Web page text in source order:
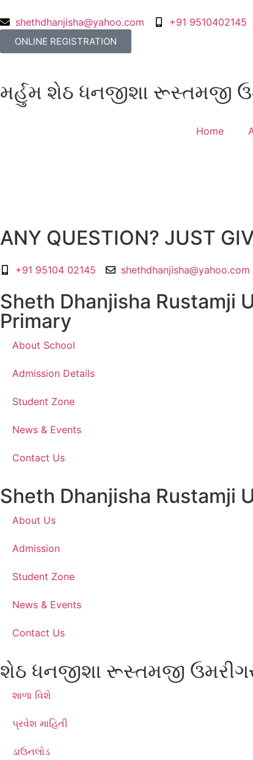
shethdhanjisha@yahoo.com +91 9510402145
ONLINE REGISTRATION
મર્હુમ શેઠ ધનજીશા રૂસ્તમજી
Home
ANY QUESTION? JUST
+91 95104 02145 shethdhanjisha@yahoo.com
Sheth Dhanjisha Rustamji
Primary
About School
Admission Details
Student Zone
News & Events
Contact Us
Sheth Dhanjisha Rustamji
About Us
Admission
Student Zone
News & Events
Contact Us
શેઠ ધનજીશા રૂસ્તમજી
શાળા વિશે
પ્રવેશ માહિતી
ડાઉનલોડ